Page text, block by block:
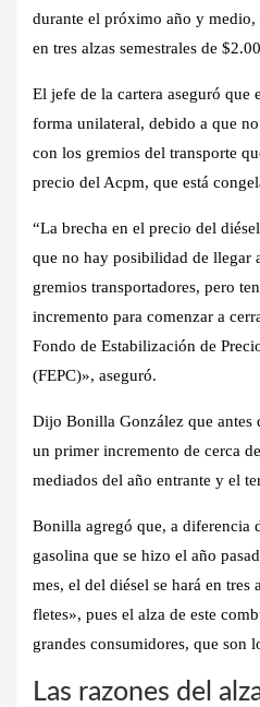
durante el próximo año y
en tres alzas semestrales de
El jefe de la cartera aseguró que
forma unilateral, debido a que
con los gremios del transporte
precio del Acpm, que está
“La brecha en el precio del
que no hay posibilidad de llegar
gremios transportadores, pero
incremento para comenzar a
Fondo de Estabilización de
(FEPC)», aseguró.
Dijo Bonilla González que antes
un primer incremento de cerca
mediados del año entrante y el
Bonilla agregó que, a diferencia
gasolina que se hizo el año
mes, el del diésel se hará en tres
fletes», pues el alza de este
grandes consumidores, que son
Las ra​zones del